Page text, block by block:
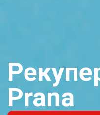
Prana